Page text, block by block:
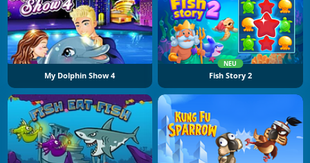
My Dolphin Show 4
NEU
Fish Story 2